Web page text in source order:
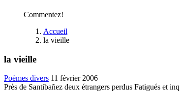
Commentez!
Accueil
la vieille
la vieille
Poèmes divers 11 février 2006
Près de Santibañez deux étrangers perdus Fatigués et